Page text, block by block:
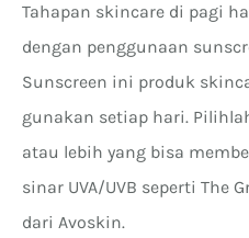
Tahapan skincare di pagi
dengan penggunaan
Sunscreen ini produk
gunakan setiap hari.
atau lebih yang bisa
sinar UVA/UVB seperti The
dari Avoskin.